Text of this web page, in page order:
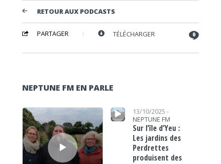
RETOUR AUX PODCASTS
PARTAGER TÉLÉCHARGER 0
NEPTUNE FM EN PARLE
Lecteur audio
Lecteur audio
13/10/2025 -
NEPTUNE FM
Sur l’île d’Yeu :
Les jardins des
Perdrettes
produisent des